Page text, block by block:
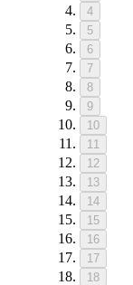
4
5
6
7
8
9
10
11
12
13
14
15
16
17
18